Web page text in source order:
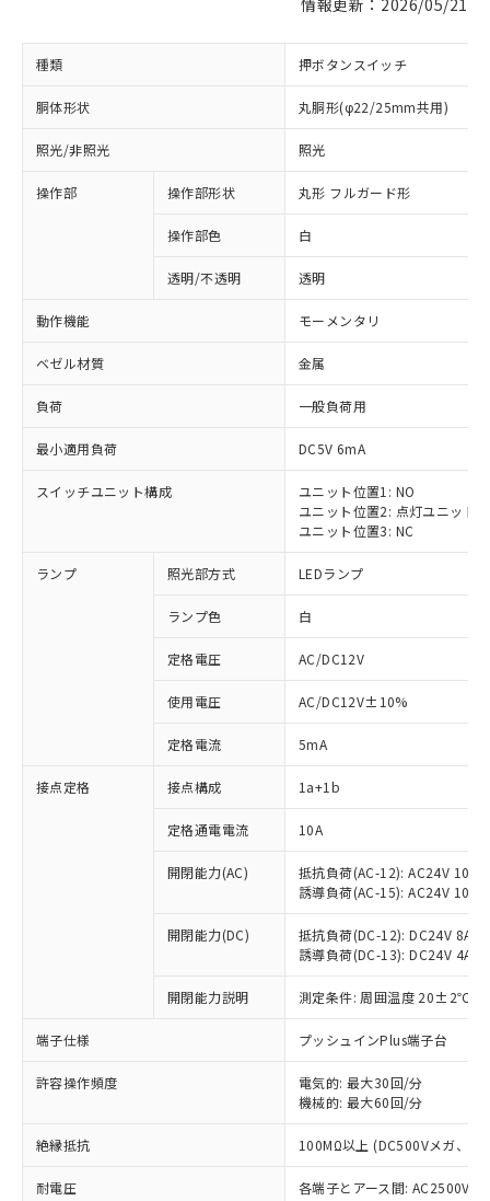
情報更新：2026/05/21
種類 押ボタンスイッチ
胴体形状 丸胴形(φ22/25mm共用)
照光/非照光 照光
操作部 操作部形状 丸形 フルガード形
操作部色 白
透明/不透明 透明
動作機能 モーメンタリ
ベゼル材質 金属
負荷 一般負荷用
最小適用負荷 DC5V 6mA
スイッチユニット構成
ユニット位置1: NO
ユニット位置2: 点灯ユニット
ユニット位置3: NC
ランプ 照光部方式 LEDランプ
ランプ色 白
定格電圧 AC/DC12V
使用電圧 AC/DC12V±10%
定格電流 5mA
接点定格 接点構成 1a+1b
定格通電電流 10A
開閉能力(AC)
抵抗負荷(AC-12): AC24V 10A/
誘導負荷(AC-15): AC24V
開閉能力(DC)
抵抗負荷(DC-12): DC24V 8A/
誘導負荷(DC-13): DC24V 4A/
開閉能力説明 測定条件: 周囲温度 20±2℃、
端子仕様 プッシュインPlus端子台
許容操作頻度
電気的: 最大30回/分
機械的: 最大60回/分
絶縁抵抗 100MΩ以上 (DC500Vメガ、点
耐電圧
各端子とアース間: AC2500V
ご利用条件
以下の条件をお読みいただき、同意のうえ
本サービスは、当社制御機器事業取扱
商品の当社在庫状況および標準価格
(税抜)を提供させていただくもので
当社制御機器事業取扱商品の中には、
本サービスの対象外となる商品もある
ことをご了承ください。
※1 対応状況
対応済み：EU RoHS指令（10物質）の
非含有に対応した製品が提供可能な商品で
対応予定：EU RoHS指令（10物質）の非含
有に対応した製品に切り替える予定のある
対応予定なし：EU RoHS指令（10物質）の
非含有に非対応の商品で、対応品を出す予
調査・確認中：EU RoHS指令（10物質）の
非含有の対応状況を調査中または確認中の
商品です。
非該当品：ライセンス料など無形物で、有
仕入先様の事情により、非含有部品として
いたものが、含有品と判明した場合などや
「○」：最大均質材料含有率が中国RoHSの
基準値以下であることを示します。
「×」：最大均質材料含有率が中国RoHSの
基準値を超えていることを示します。
当社は、これら貴社製品のうち、外国